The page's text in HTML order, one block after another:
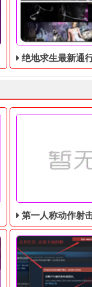
绝地求生最新通行证：疯狂
第一人称动作射击游戏《绝地